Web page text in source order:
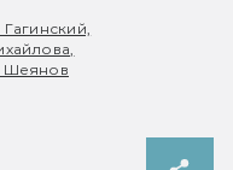
Шеянов